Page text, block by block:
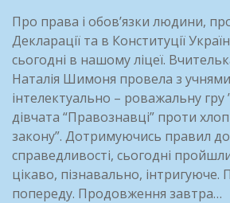
Про права і обов’язки людини,
Декларації та в Конституції
сьогодні в нашому ліцеї.
Наталія Шимоня провела з
інтелектуально – роважальну гру
дівчата “Правознавці” проти
закону”. Дотримуючись правил
справедливості, сьогодні
цікаво, пізнавально, інтригуюче.
попереду. Продовження завтра…